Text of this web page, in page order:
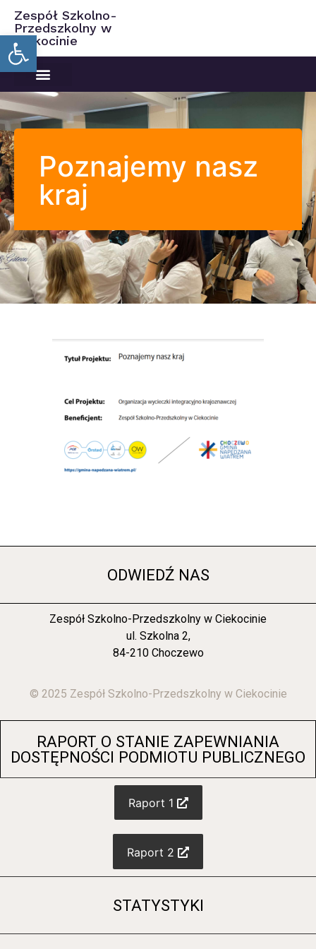
Open toolbar
Zespół Szkolno-
Przedszkolny w
Ciekocinie
Poznajemy nasz
kraj
ODWIEDŹ NAS
Zespół Szkolno-Przedszkolny w Ciekocinie
ul. Szkolna 2,
84-210 Choczewo
© 2025 Zespół Szkolno-Przedszkolny w Ciekocinie
RAPORT O STANIE ZAPEWNIANIA
DOSTĘPNOŚCI PODMIOTU PUBLICZNEGO
Raport 1
Raport 2
STATYSTYKI